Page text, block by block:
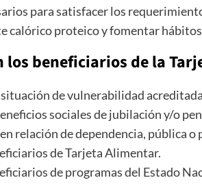
para satisfacer los
calórico proteico y fomentar
los beneficiarios de la
situación de vulnerabilidad
sociales de jubilación y/o
relación de dependencia, pública o
de Tarjeta Alimentar.
de programas del Estado